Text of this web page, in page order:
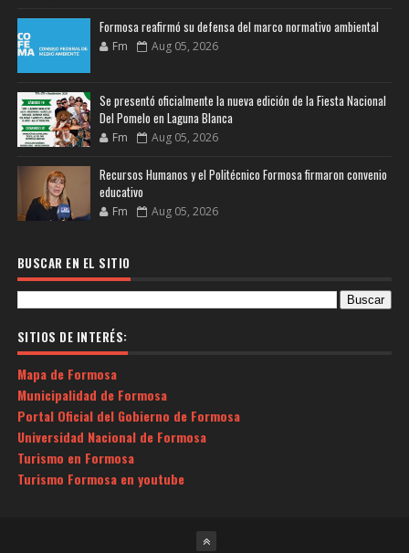
Formosa reafirmó su defensa del marco normativo ambiental
Fm Aug 05, 2026
Se presentó oficialmente la nueva edición de la Fiesta Nacional
Del Pomelo en Laguna Blanca
Fm Aug 05, 2026
Recursos Humanos y el Politécnico Formosa firmaron convenio
educativo
Fm Aug 05, 2026
BUSCAR EN EL SITIO
SITIOS DE INTERÉS:
Mapa de Formosa
Municipalidad de Formosa
Portal Oficial del Gobierno de Formosa
Universidad Nacional de Formosa
Turismo en Formosa
Turismo Formosa en youtube